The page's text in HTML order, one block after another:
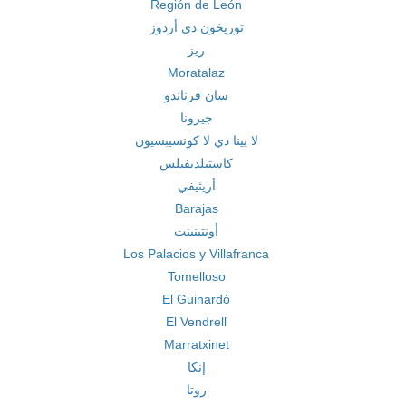
Región de León
توريخون دي أردوز
ريز
Moratalaz
سان فرناندو
جيرونا
لا يينا دي لا كونسيبسيون
كاستيلديفيلس
أريثيفي
Barajas
أونتينينت
Los Palacios y Villafranca
Tomelloso
El Guinardó
El Vendrell
Marratxinet
إنكا
روتا